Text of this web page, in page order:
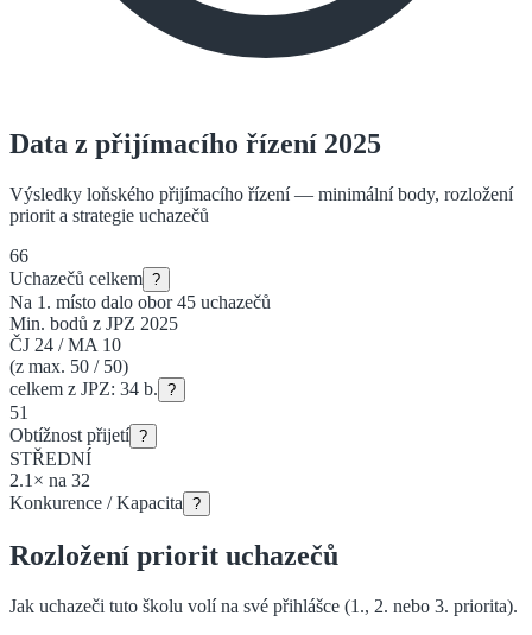
Data z přijímacího řízení 2025
Výsledky loňského přijímacího řízení — minimální body, rozložení
priorit a strategie uchazečů
66
Uchazečů celkem ?
Na 1. místo dalo obor45 uchazečů
Min. bodů z JPZ 2025
ČJ 24 /MA 10
(z max. 50 / 50)
celkem z JPZ: 34 b. ?
51
Obtížnost přijetí ?
STŘEDNÍ
2.1 × na 32
Konkurence / Kapacita ?
Rozložení priorit uchazečů
Jak uchazeči tuto školu volí na své přihlášce (1., 2. nebo 3. priorita).